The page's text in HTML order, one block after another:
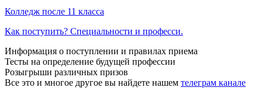
Колледж после 11 класса
Как поступить? Специальности и професси.
Информация о поступлении и правилах приема
Тесты на определение будущей профессии
Розыгрыши различных призов
Все это и многое другое вы найдете нашем телеграм канале